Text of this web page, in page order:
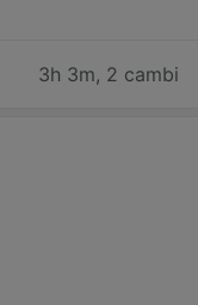
3h 3m, 2 cambi